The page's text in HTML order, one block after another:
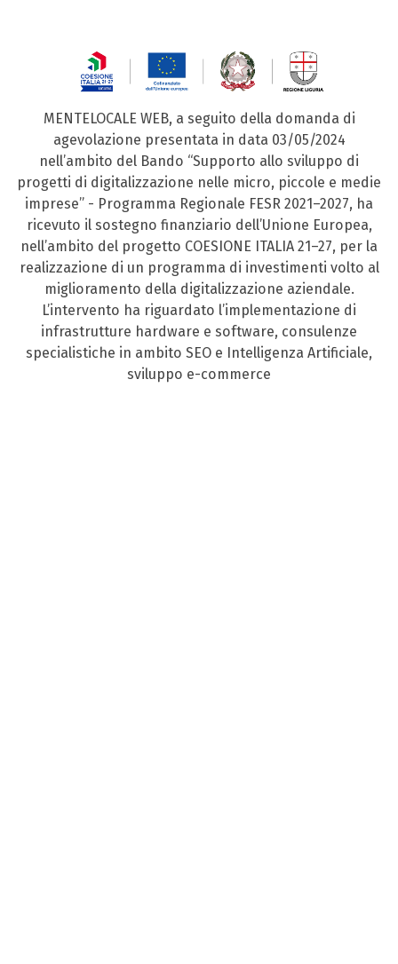
MENTELOCALE WEB, a seguito della domanda di
agevolazione presentata in data 03/05/2024
nell’ambito del Bando “Supporto allo sviluppo di
progetti di digitalizzazione nelle micro, piccole e medie
imprese” - Programma Regionale FESR 2021–2027, ha
ricevuto il sostegno finanziario dell’Unione Europea,
nell’ambito del progetto COESIONE ITALIA 21–27, per la
realizzazione di un programma di investimenti volto al
miglioramento della digitalizzazione aziendale.
L’intervento ha riguardato l’implementazione di
infrastrutture hardware e software, consulenze
specialistiche in ambito SEO e Intelligenza Artificiale,
sviluppo e-commerce